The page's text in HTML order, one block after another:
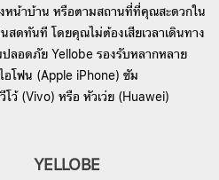
หน้าบ้าน หรือตามสถานที่ที่คุณสะดวกใน
สดทันที โดยคุณไม่ต้องเสียเวลาเดินทาง
ลอดภัย Yellobe รองรับหลากหลาย
อโฟน (Apple iPhone) ซัม
ว้ (Vivo) หรือ หัวเว่ย (Huawei)
YELLOBE